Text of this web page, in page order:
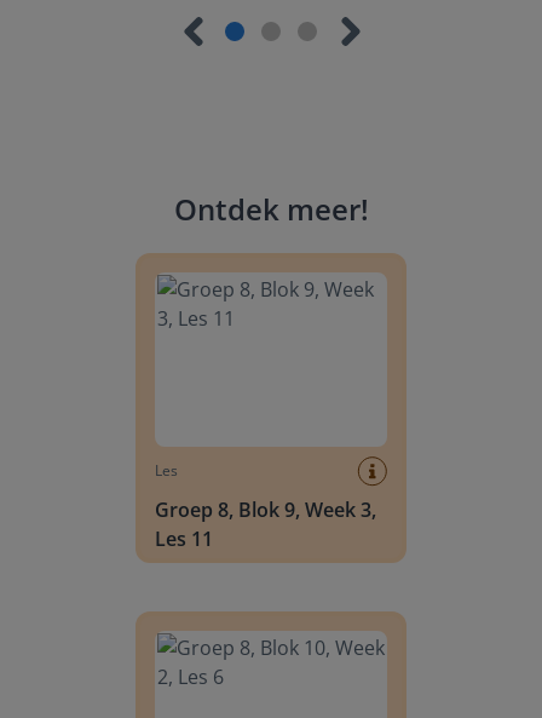
Ontdek meer!
Les
Groep 8, Blok 9, Week 3,
Les 11